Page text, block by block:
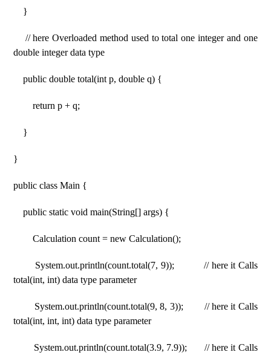
}
// here Overloaded method used to total one integer and one
double integer data type
public double total(int p, double q) {
return p + q;
}
}
public class Main {
public static void main(String[] args) {
Calculation count = new Calculation();
System.out.println(count.total(7, 9)); // here it Calls
total(int, int) data type parameter
System.out.println(count.total(9, 8, 3)); // here it Calls
total(int, int, int) data type parameter
System.out.println(count.total(3.9, 7.9)); // here it Calls